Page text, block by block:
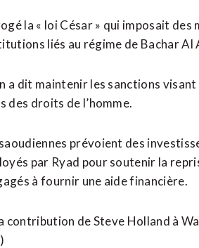
la « loi César » qui imposait
liés au ​régime de Bachar Al
a dit maintenir les sanctions
des droits de l’homme.
prévoient des
par Ryad pour soutenir la
à fournir une aide financière.
contribution de ​Steve Holland à